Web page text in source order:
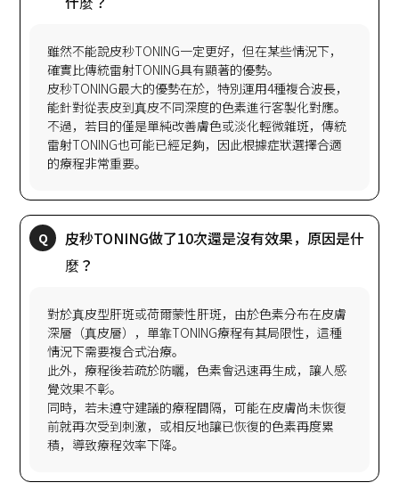
雖然不能說皮秒TONING一定更好，但在某些情況下，
確實比傳統雷射TONING具有顯著的優勢。
皮秒TONING最大的優勢在於，特別運用4種複合波長，
能針對從表皮到真皮不同深度的色素進行客製化對應。
不過，若目的僅是單純改善膚色或淡化輕微雜斑，傳統
雷射TONING也可能已經足夠，因此根據症狀選擇合適
皮秒TONING做了10次還是沒有效果，原因是什
對於真皮型肝斑或荷爾蒙性肝斑，由於色素分布在皮膚
深層（真皮層），單靠TONING療程有其局限性，這種
情況下需要複合式治療。
此外，療程後若疏於防曬，色素會迅速再生成，讓人感
覺效果不彰。
同時，若未遵守建議的療程間隔，可能在皮膚尚未恢復
前就再次受到刺激，或相反地讓已恢復的色素再度累